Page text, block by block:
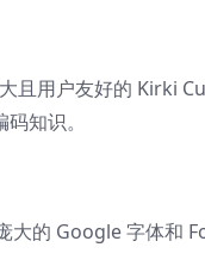
且用户友好的 Kirki
知识。
大的 Google 字体和